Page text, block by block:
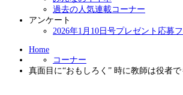
過去の人気連載コーナー
アンケート
2026年1月10日号プレゼント応募
Home
コーナー
真面目に“おもしろく” 時に教師は役者